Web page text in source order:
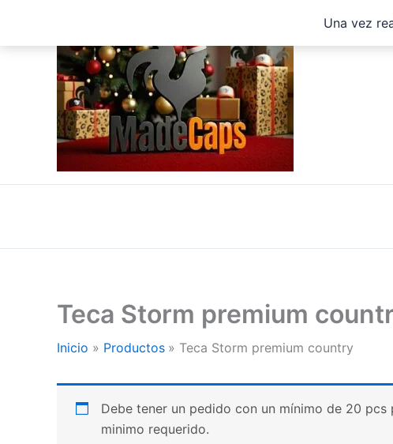
Una vez
contenido
Teca Storm premium
Inicio Productos Teca Storm premium country
Debe tener un pedido con un mínimo de 20
minimo requerido.